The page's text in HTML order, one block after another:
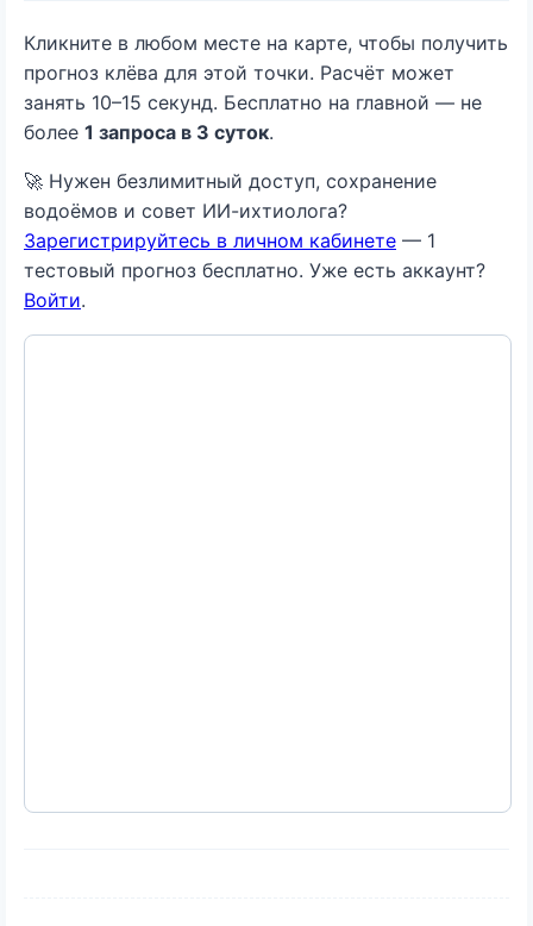
Кликните в любом месте на карте, чтобы получить
прогноз клёва для этой точки. Расчёт может
занять 10–15 секунд. Бесплатно на главной — не
более 1 запроса в 3 суток.
🚀 Нужен безлимитный доступ, сохранение
водоёмов и совет ИИ-ихтиолога?
Зарегистрируйтесь в личном кабинете — 1
тестовый прогноз бесплатно. Уже есть аккаунт?
Войти.